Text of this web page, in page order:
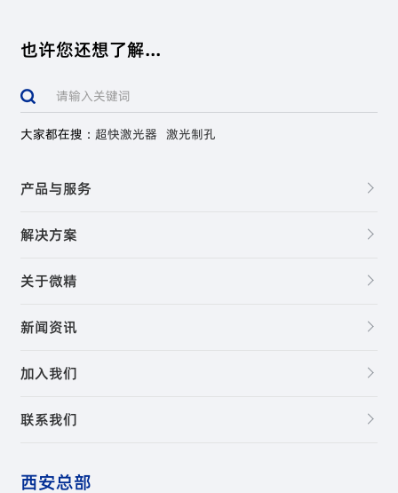
也许您还想了解...
大家都在搜： 超快激光器 激光制孔
产品与服务
解决方案
关于微精
新闻资讯
加入我们
联系我们
西安总部